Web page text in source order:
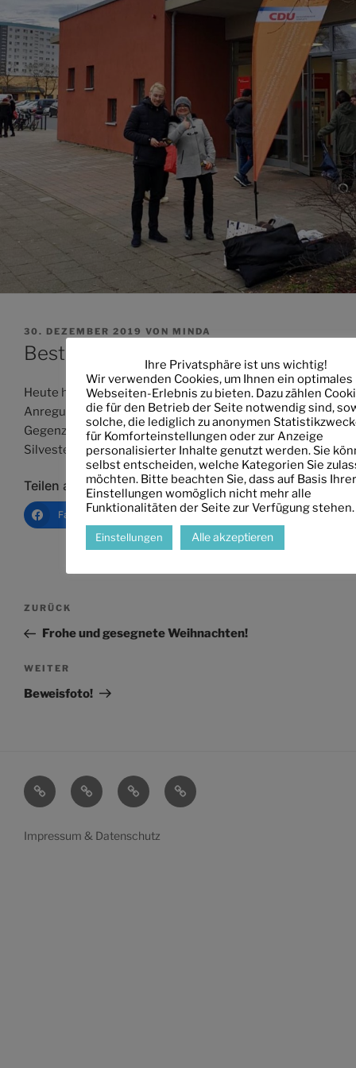
VERÖFFENTLICHT
AM
30. DEZEMBER 2019 VON MINDA
Beste Wünsche für das neue Jahr!
Heute habe ich interessante Gespräche und
Anregungen in der Oststadt gesammelt und im
Gegenzug Wunderkerzen und gute Wünsche für
Silvester verteilt!
Teilen auf:
Facebook Email Drucken Link
Beitragsnavigation
Vorheriger
Beitrag
ZURÜCK
Frohe und gesegnete Weihnachten!
Nächster
Beitrag
WEITER
Beweisfoto!
StartseiteMein
Leben
Transparenz
Wahlen
Impressum & Datenschutz
Ihre Privatsphäre ist uns wichtig!
Wir verwenden Cookies, um Ihnen ein optimales
Webseiten-Erlebnis zu bieten. Dazu zählen
die für den Betrieb der Seite notwendig sind,
solche, die lediglich zu anonymen
für Komforteinstellungen oder zur Anzeige
personalisierter Inhalte genutzt werden. Sie
selbst entscheiden, welche Kategorien Sie
möchten. Bitte beachten Sie, dass auf Basis Ihrer
Einstellungen womöglich nicht mehr alle
Funktionalitäten der Seite zur Verfügung stehen.
Einstellungen Alle akzeptieren